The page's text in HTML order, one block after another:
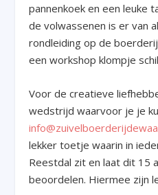
pannenkoek en een leuke
de volwassenen is er van
rondleiding op de
een workshop klompje
Voor de creatieve
wedstrijd waarvoor je je
lekker toetje waarin in
Reestdal zit en laat dit 15
beoordelen. Hiermee zijn